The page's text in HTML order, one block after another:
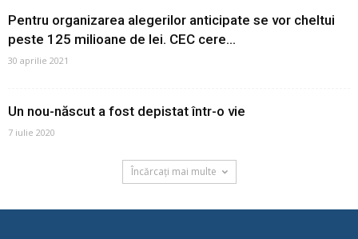
Pentru organizarea alegerilor anticipate se vor cheltui
peste 125 milioane de lei. CEC cere...
30 aprilie 2021
Un nou-născut a fost depistat într-o vie
7 iulie 2020
Încărcați mai multe